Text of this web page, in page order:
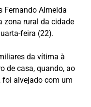
Fernando Almeida
zona rural da cidade
feira (22).
da vítima à
de casa, quando, ao
foi alvejado com um